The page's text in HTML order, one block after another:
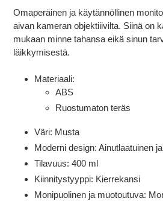
Omaperäinen ja käytännöllinen
aivan kameran objektiiivilta. Siinä on
mukaan minne tahansa eikä sinun
läikkymisestä.
Materiaali:
ABS
Ruostumaton teräs
Väri: Musta
Moderni design: Ainutlaatuinen
Tilavuus: 400 ml
Kiinnitystyyppi: Kierrekansi
Monipuolinen ja muotoutuva: